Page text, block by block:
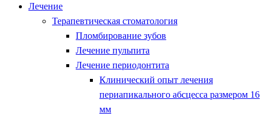
Лечение
Терапевтическая стоматология
Пломбирование зубов
Лечение пульпита
Лечение периодонтита
Клинический опыт лечения
периапикального абсцесса размером 16
мм